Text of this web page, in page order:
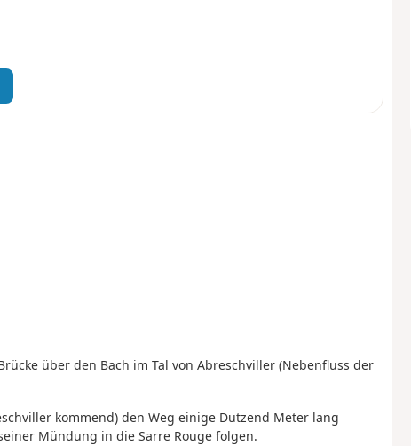
über den Bach im Tal von Abreschviller (Nebenfluss der
kommend) den Weg einige Dutzend Meter lang
Mündung in die Sarre Rouge folgen.